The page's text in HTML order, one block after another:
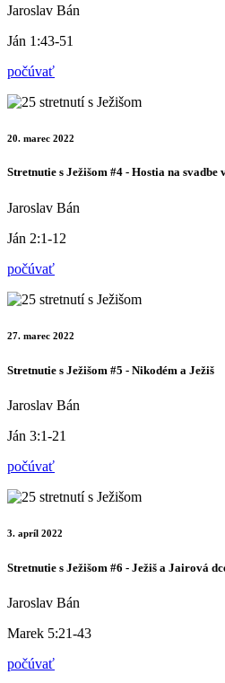
Jaroslav Bán
Ján 1:43-51
počúvať
20. marec 2022
Stretnutie s Ježišom #4 - Hostia na svadbe
Jaroslav Bán
Ján 2:1-12
počúvať
27. marec 2022
Stretnutie s Ježišom #5 - Nikodém a Ježiš
Jaroslav Bán
Ján 3:1-21
počúvať
3. apríl 2022
Stretnutie s Ježišom #6 - Ježiš a Jairová
Jaroslav Bán
Marek 5:21-43
počúvať